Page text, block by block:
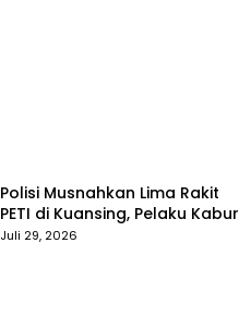
Polisi Musnahkan Lima Rakit
PETI di Kuansing, Pelaku Kabur
Sebelum Digerebek
Juli 29, 2026